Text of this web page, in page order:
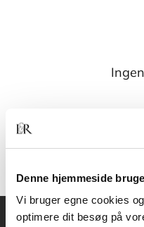
Denne hjemmeside
Vi bruger egne cookies
optimere dit besøg på